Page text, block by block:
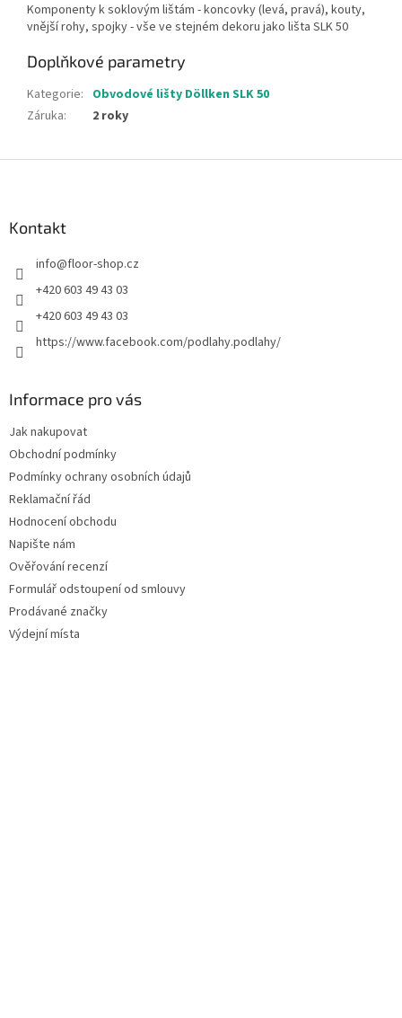
Komponenty k soklovým lištám - koncovky (levá, pravá), kouty,
vnější rohy, spojky - vše ve stejném dekoru jako lišta SLK 50
Doplňkové parametry
Kategorie: Obvodové lišty Döllken SLK 50
Záruka: 2 roky
Kontakt
info@floor-shop.cz
+420 603 49 43 03
+420 603 49 43 03
https://www.facebook.com/podlahy.podlahy/
Informace pro vás
Jak nakupovat
Obchodní podmínky
Podmínky ochrany osobních údajů
Reklamační řád
Hodnocení obchodu
Napište nám
Ověřování recenzí
Formulář odstoupení od smlouvy
Prodávané značky
Výdejní místa